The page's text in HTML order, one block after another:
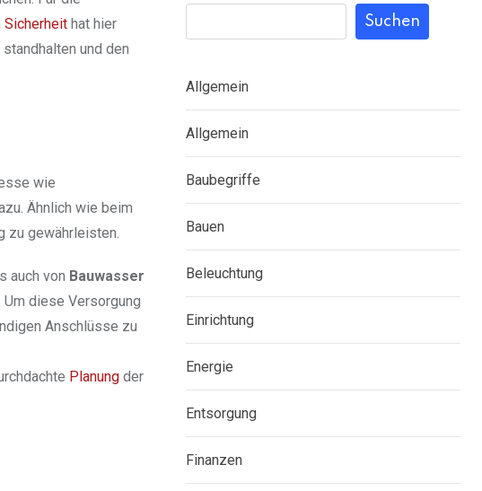
Sicherheit hat hier
und den
wie
Ähnlich wie beim
zu gewährleisten.
auch von Bauwasser
diese Versorgung
Anschlüsse zu
Planung der
Suchen
Allgemein
Allgemein
Baubegriffe
Bauen
Beleuchtung
Einrichtung
Energie
Entsorgung
Finanzen